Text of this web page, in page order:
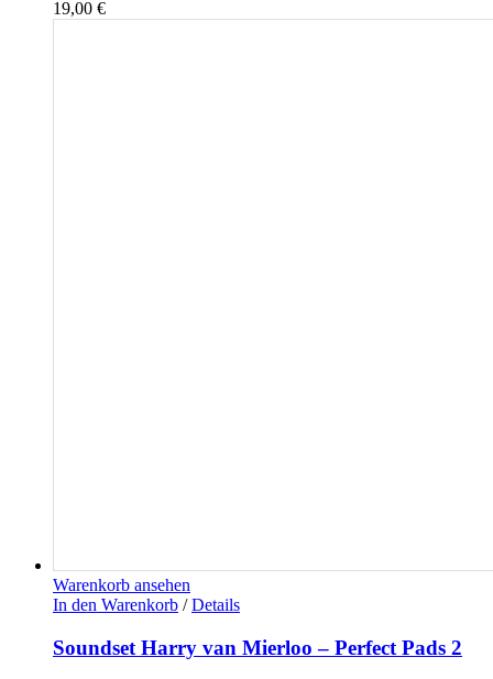
19,00 €
Warenkorb ansehen
In den Warenkorb / Details
Soundset Harry van Mierloo – Perfect Pads 2